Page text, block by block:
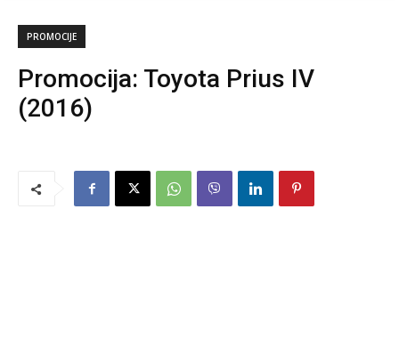
PROMOCIJE
Promocija: Toyota Prius IV
(2016)